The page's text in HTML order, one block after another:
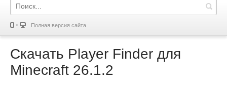
Полная версия сайта
Скачать Player Finder для
Minecraft 26.1.2